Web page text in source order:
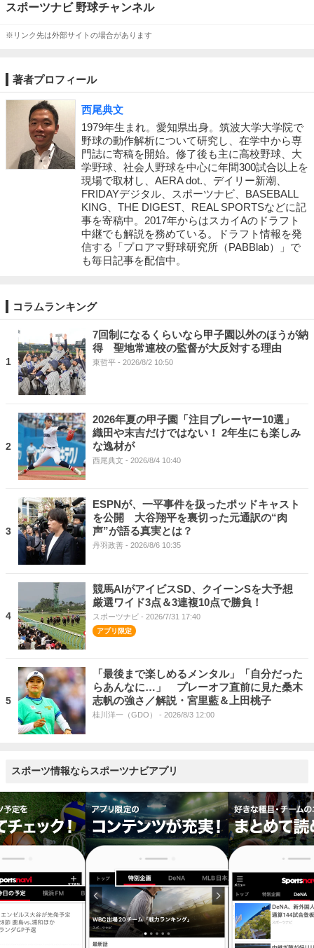
スポーツナビ 野球チャンネル
※リンク先は外部サイトの場合があります
著者プロフィール
西尾典文
1979年生まれ。愛知県出身。筑波大学大学院で
野球の動作解析について研究し、在学中から専
門誌に寄稿を開始。修了後も主に高校野球、大
学野球、社会人野球を中心に年間300試合以上を
現場で取材し、AERA dot.、デイリー新潮、
FRIDAYデジタル、スポーツナビ、BASEBALL
KING、THE DIGEST、REAL SPORTSなどに記
事を寄稿中。2017年からはスカイAのドラフト
中継でも解説を務めている。ドラフト情報を発
信する「プロアマ野球研究所（PABBlab）」で
も毎日記事を配信中。
コラムランキング
1
7回制になるくらいなら甲子園以外のほうが納
得 聖地常連校の監督が大反対する理由
東哲平 - 2026/8/2 10:50
2
2026年夏の甲子園「注目プレーヤー10選」
織田や末吉だけではない！ 2年生にも楽しみ
な逸材が
西尾典文 - 2026/8/4 10:40
3
ESPNが、一平事件を扱ったポッドキャスト
を公開 大谷翔平を裏切った元通訳の“肉
声”が語る真実とは？
丹羽政善 - 2026/8/6 10:35
4
競馬AIがアイビスSD、クイーンSを大予想
厳選ワイド3点＆3連複10点で勝負！
スポーツナビ - 2026/7/31 17:40
5
「最後まで楽しめるメンタル」「自分だった
らあんなに…」 プレーオフ直前に見た桑木
志帆の強さ／解説・宮里藍＆上田桃子
桂川洋一（GDO） - 2026/8/3 12:00
スポーツ情報ならスポーツナビアプリ